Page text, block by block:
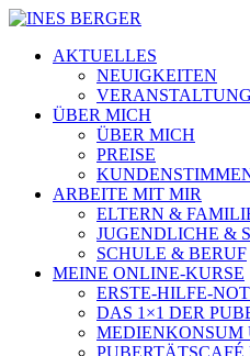
AKTUELLES
NEUIGKEITEN
ÜBER MICH
ÜBER MICH
PREISE
ARBEITE MIT MIR
ELTERN &
JUGENDLICHE &
SCHULE & BERUF
MEINE ONLINE-KURSE
ERSTE-HILFE-
DAS 1×1 DER
MEDIENKONSUM
PUBERTÄTSCAFÉ